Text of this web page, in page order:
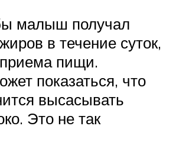
малыш получал
в течение суток,
пищи.
показаться, что
высасывать
Это не так